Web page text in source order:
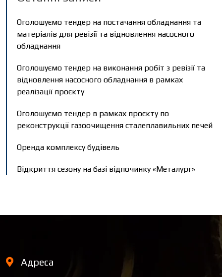
Оголошуємо тендер на постачання обладнання та
матеріалів для ревізії та відновлення насосного
обладнання
Оголошуємо тендер на виконання робіт з ревізії та
відновлення насосного обладнання в рамках
реалізації проєкту
Оголошуємо тендер в рамках проєкту по
реконструкції газоочищення сталеплавильних печей
Оренда комплексу будівель
Відкриття сезону на базі відпочинку «Металург»
Адреса